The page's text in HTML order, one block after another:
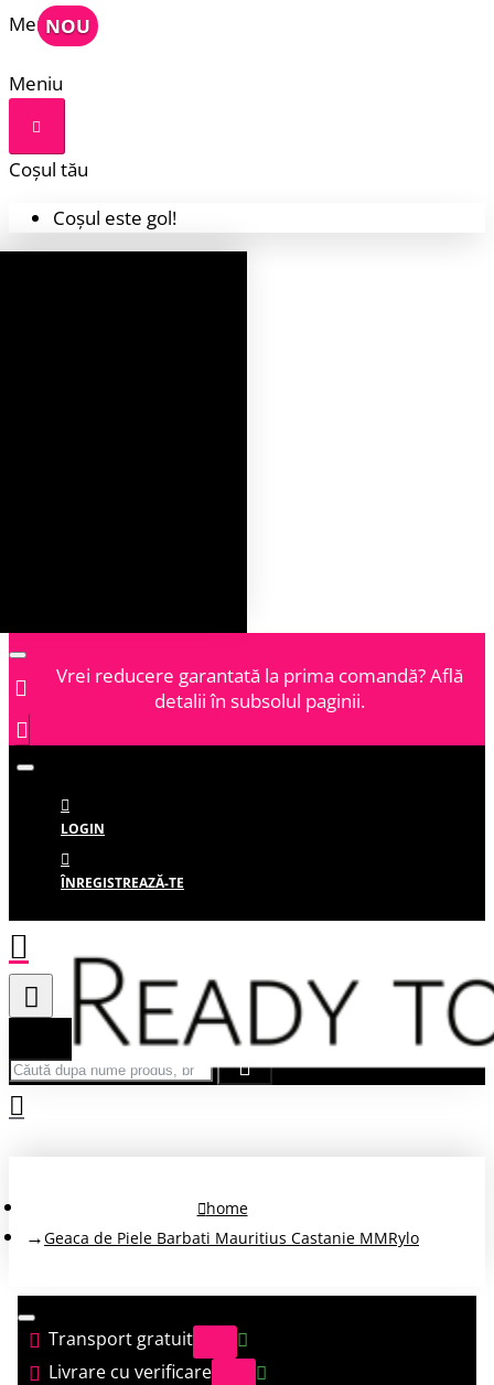
Meniu
Meniu
Coșul tău
Coșul este gol!
Vrei reducere garantată la prima comandă? Află
detalii în subsolul paginii.
LOGIN
ÎNREGISTREAZĂ-TE
Căută după nume produs, brand...
home
Geaca de Piele Barbati Mauritius Castanie MMRylo
Transport gratuit
Livrare cu verificare
NOU